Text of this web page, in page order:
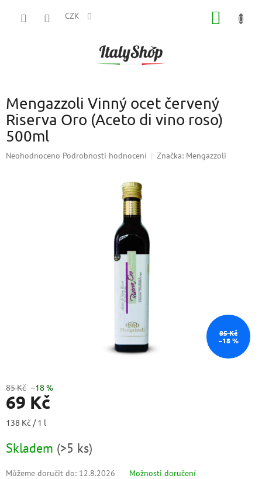
CZK
Mengazzoli Vinný ocet červený
Riserva Oro (Aceto di vino roso)
500ml
Průměrné
Neohodnoceno Podrobnosti hodnocení Značka: Mengazzoli
85 Kč
–18 %
85 Kč –18 %
69 Kč
Měrná
138 Kč / 1 l
Skladem (>5 ks)
Můžeme doručit do: 12.8.2026 Možnosti doručení